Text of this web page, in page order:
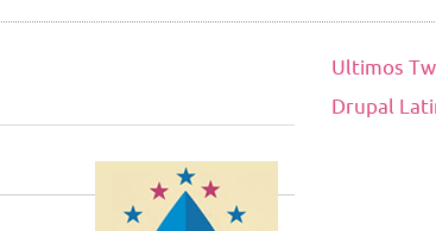
Ultimos
Drupal